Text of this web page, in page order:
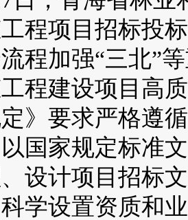
程项目招标投
程加强“三北”
程建设项目高
要求严格遵循
国家规定标准
设计项目招标
学设置资质和